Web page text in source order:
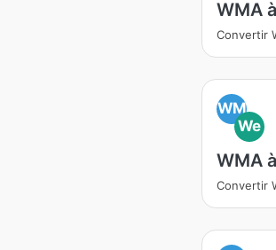
WMA
Convertir
WM
We
WMA
Convertir